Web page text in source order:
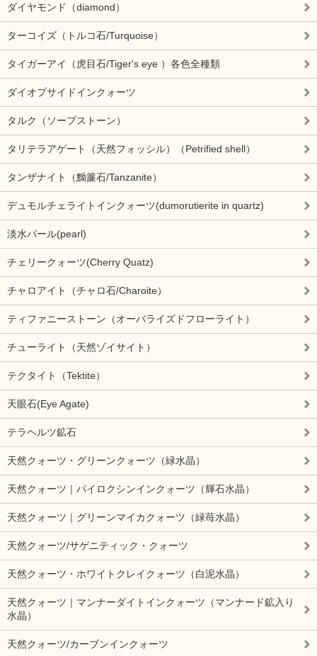
ダイヤモンド（diamond）
ターコイズ（トルコ石/Turquoise）
タイガーアイ（虎目石/Tiger's eye ）各色全種類
ダイオプサイドインクォーツ
タルク（ソープストーン）
タリテラアゲート（天然フォッシル）（Petrified shell）
タンザナイト（黝簾石/Tanzanite）
デュモルチェライトインクォーツ(dumorutierite in quartz)
淡水パール(pearl)
チェリークォーツ(Cherry Quatz)
チャロアイト（チャロ石/Charoite）
ティファニーストーン（オーバライズドフローライト）
チューライト（天然ゾイサイト）
テクタイト（Tektite）
天眼石(Eye Agate)
テラヘルツ鉱石
天然クォーツ・グリーンクォーツ（緑水晶）
天然クォーツ｜パイロクシンインクォーツ（輝石水晶）
天然クォーツ｜グリーンマイカクォーツ（緑苺水晶）
天然クォーツ/サゲニティック・クォーツ
天然クォーツ・ホワイトクレイクォーツ（白泥水晶）
天然クォーツ｜マンナーダイトインクォーツ（マンナード鉱入り
水晶）
天然クォーツ/カーブンインクォーツ